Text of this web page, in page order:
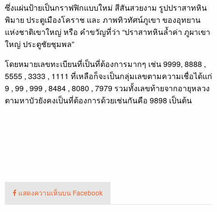
ซึ่งแผ่นป้ายเป็นกราฟฟิกแบบใหม่ สีสันสวยงาม รูปปราสาทหิน
พิมาย ประตูเมืองโคราช และ ภาพทิวทัศน์ภูเขา ของอุทยาน
แห่งชาติเขาใหญ่ หรือ คำขวัญที่ว่า “ปราสาทหินล้ำค่า ภูผาเขา
ใหญ่ ประตูชัยชุมพล”
โดยหมายเลขทะเบียนที่เป็นที่ต้องการมากๆ เช่น 9999, 8888 ,
5555 , 3333 , 1111 ที่เหลือก็จะเป็นกลุ่มเลขตามความเชื่อได้แก่
9 , 99 , 999 , 8484 , 8080 , 7979 รวมทั้งเลขท้ายจากอายุหลวง
ตามหาบัวยังคงเป็นที่ต้องการด้วยเช่นกันคือ 9898 เป็นต้น
แสดงความเห็นบน Facebook